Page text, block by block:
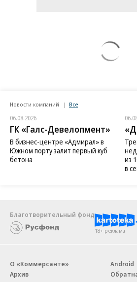
Новости компаний Все
06.08.2026
ГК «Галс-Девелопмент»
В бизнес-центре «Адмирал» в
Южном порту залит первый куб
бетона
из
в
Благотворительный фонд
18+ реклама
О «Коммерсанте»
Архив
Android